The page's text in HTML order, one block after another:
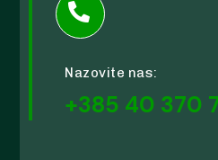

Nazovite nas:
+385 40 370